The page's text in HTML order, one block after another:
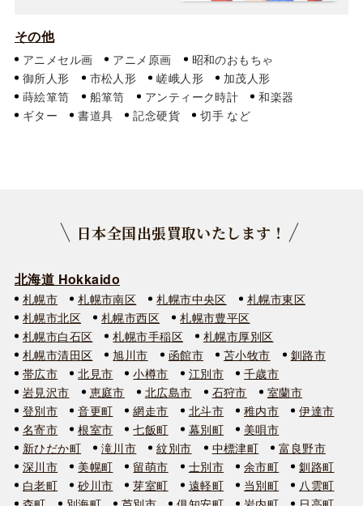
その他
アニメセル画 アニメ原画
昭和のおもちゃ
御所人形
市松人形 嵯峨人形
加茂人形
蒔絵箪笥
船箪笥 アンティーク時計
和楽器
ギター
書道具 記念硬貨 切手
日本全国出張買取いたします！
北海道 Hokkaido
札幌市 札幌市南区 札幌市中央区
札幌市東区
札幌市北区
札幌市西区
札幌市豊平区
札幌市白石区
札幌市手稲区
札幌市厚別区
札幌市清田区
旭川市 函館市 苫小牧市
釧路市
帯広市
北見市 小樽市 江別市
千歳市
岩見沢市
恵庭市 北広島市 石狩市
室蘭市
登別市
音更町 網走市 北斗市 稚内市
伊達市
名寄市
根室市 七飯町 幕別町
美唄市
新ひだか町
滝川市 紋別市 中標津町
富良野市
深川市
美幌町 留萌市 士別市 余市町
釧路町
白老町
砂川市 芽室町 遠軽町 当別町
八雲町